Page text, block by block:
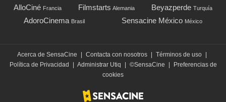
AlloCiné Francia Filmstarts Alemania Beyazperde Turquía
AdoroCinema Brasil Sensacine México México
Acerca de SensaCine | Contacta con nosotros | Términos de uso |
Política de Privacidad
| Administrar Utiq | ©SensaCine |
Preferencias de
cookies